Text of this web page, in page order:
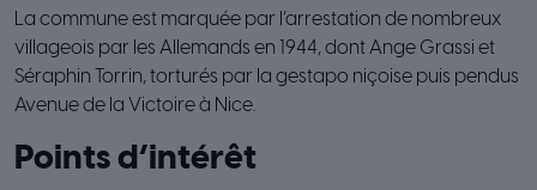
La commune est marquée par l’arrestation de nombreux
villageois par les Allemands en 1944, dont Ange Grassi et
Séraphin Torrin, torturés par la gestapo niçoise puis pendus
Avenue de la Victoire à Nice.
Points d’intérêt